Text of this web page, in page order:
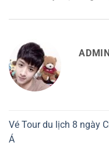
Vé Tour du lịch 8 ngày
Á